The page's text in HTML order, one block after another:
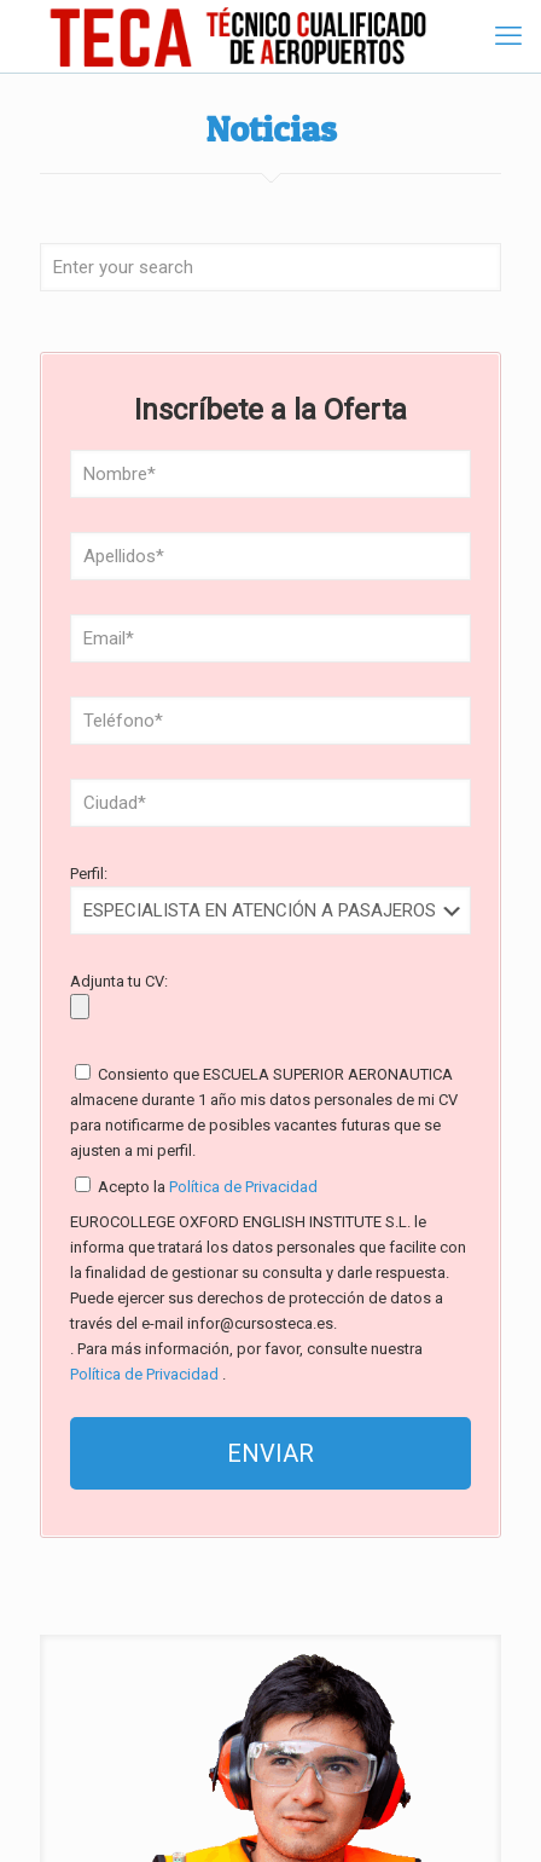
Noticias
Inscríbete a la Oferta
Perfil:
Adjunta tu CV:
Consiento que ESCUELA SUPERIOR AERONAUTICA
almacene durante 1 año mis datos personales de mi CV
para notificarme de posibles vacantes futuras que se
ajusten a mi perfil.
Acepto la Política de Privacidad
EUROCOLLEGE OXFORD ENGLISH INSTITUTE S.L. le
informa que tratará los datos personales que facilite con
la finalidad de gestionar su consulta y darle respuesta.
Puede ejercer sus derechos de protección de datos a
través del e-mail infor@cursosteca.es.
. Para más información, por favor, consulte nuestra
Política de Privacidad .